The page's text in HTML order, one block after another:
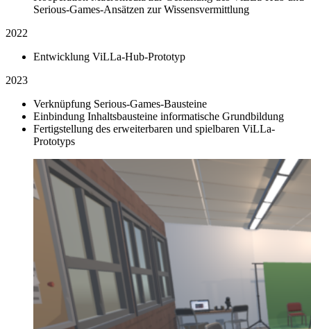
Serious-Games-Ansätzen zur Wissensvermittlung
2022
Entwicklung ViLLa-Hub-Prototyp
2023
Verknüpfung Serious-Games-Bausteine
Einbindung Inhaltsbausteine informatische Grundbildung
Fertigstellung des erweiterbaren und spielbaren ViLLa-
Prototyps